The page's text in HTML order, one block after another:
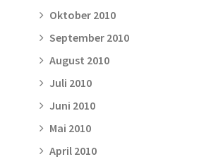
Oktober 2010
September 2010
August 2010
Juli 2010
Juni 2010
Mai 2010
April 2010